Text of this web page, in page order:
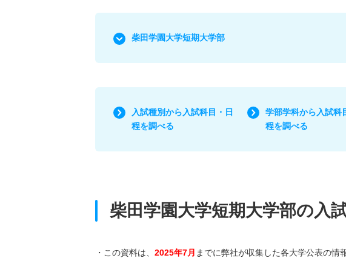
柴田学園大学短期大学部
入試種別から入試科目・日
程を調べる
学部学科から入試科
程を調べる
柴田学園大学短期大学部の入
・この資料は、 2025年7月 までに弊社が収集した各大学公表の情